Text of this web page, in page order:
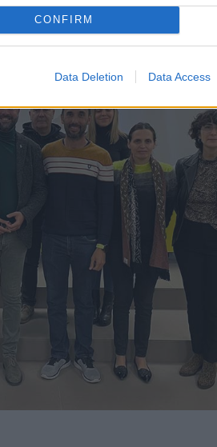
CONFIRM
Data Deletion Data Access
municipal